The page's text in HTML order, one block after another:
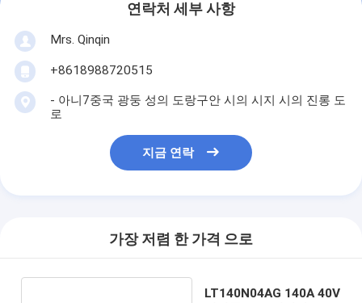
연락처 세부 사항
Mrs. Qinqin
+8618988720515
- 아니7중국 광둥 성의 도랑구안 시의 시지 시의 진롱 도
로
지금 연락
가장 저렴 한 가격 으로
LT140N04AG 140A 40V